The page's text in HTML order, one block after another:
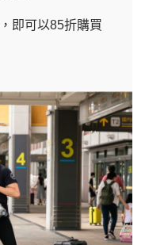
即可以85折購買